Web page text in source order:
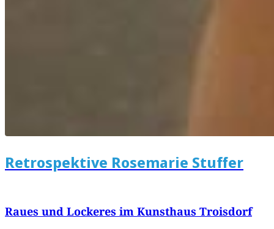
Retrospektive Rosemarie Stuffer
Raues und Lockeres im Kunsthaus Troisdorf